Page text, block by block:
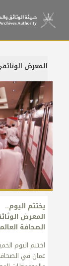
المعرض
يختتم اليوم..
المعرض
الصحافة
عمان في